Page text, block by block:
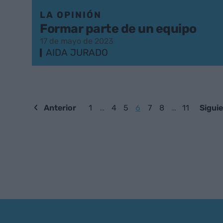
LA OPINIÓN
Formar parte de un equipo
17 de mayo de 2023
AIDA JURADO
Anterior 1 … 4 5 6 7 8 … 11